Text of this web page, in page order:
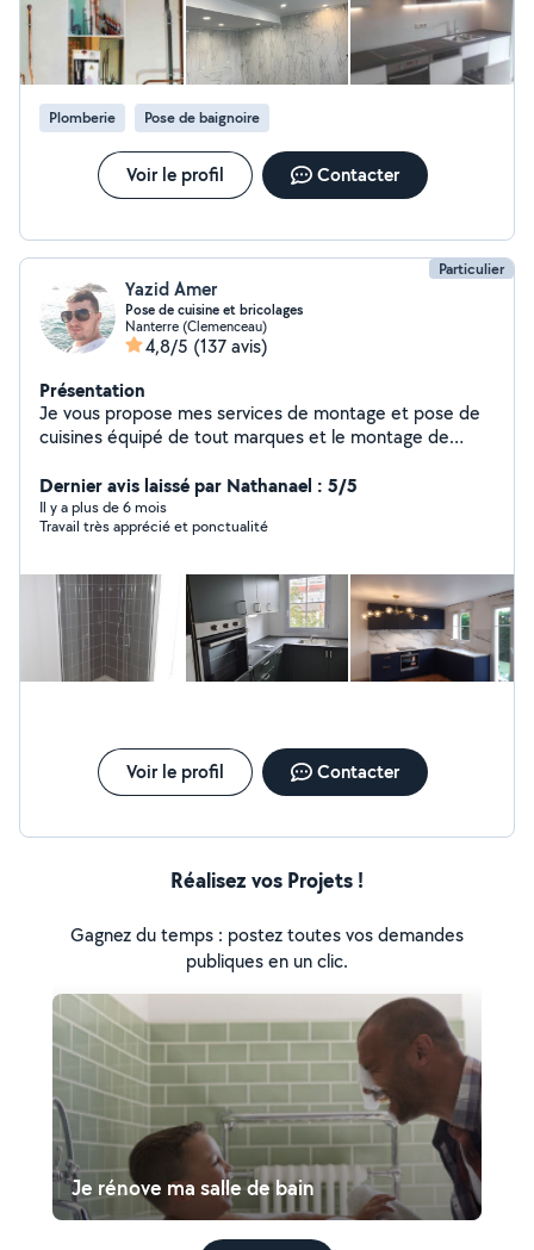
Plomberie Pose de baignoire
Voir le profil Contacter
Particulier
Yazid Amer
Pose de cuisine et bricolages
Nanterre (Clemenceau)
4,8/5 (137 avis)
Présentation
Je vous propose mes services de montage et pose de
cuisines équipé de tout marques et le montage de
me dispose de tout le matériel nécessaire Si je te laisse
un j'aime ça veut dire que je suis disponible donc
envoyer moi un message ou contacter moi sur
Dernier avis laissé par Nathanael : 5/5
Il y a plus de 6 mois
Travail très apprécié et ponctualité
Voir le profil Contacter
Réalisez vos Projets !
Gagnez du temps : postez toutes vos demandes
publiques en un clic.
Je rénove ma salle de bain